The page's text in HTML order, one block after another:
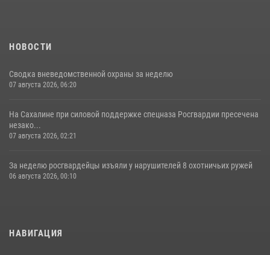
НОВОСТИ
Сводка вневедомственной охраны за неделю
07 августа 2026, 06:20
На Сахалине при силовой поддержке спецназа Росгвардии пресечена
незако...
07 августа 2026, 02:21
За неделю росгвардейцы изъяли у нарушителей 8 охотничьих ружей
06 августа 2026, 00:10
НАВИГАЦИЯ